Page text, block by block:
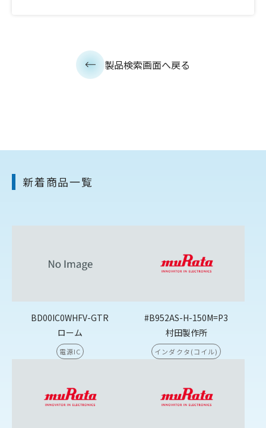
製品検索画面へ戻る
新着商品一覧
BD00IC0WHFV-GTR
ローム
電源IC
#B952AS-H-150M=P3
村田製作所
インダクタ(コイル)